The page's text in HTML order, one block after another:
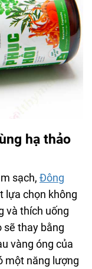
hạ thảo
sạch, Đông
lựa chọn không
và thích uống
sẽ thay bằng
vàng óng của
một năng lượng